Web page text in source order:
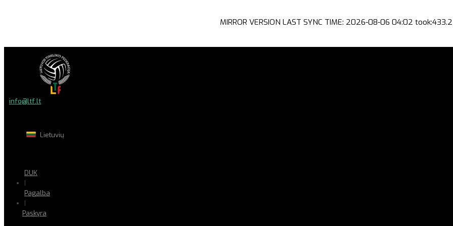
MIRROR VERSION LAST SYNC TIME: 2026-08-06 04:02
info@ltf.lt
Lietuvių
DUK
|
Pagalba
|
Paskyra